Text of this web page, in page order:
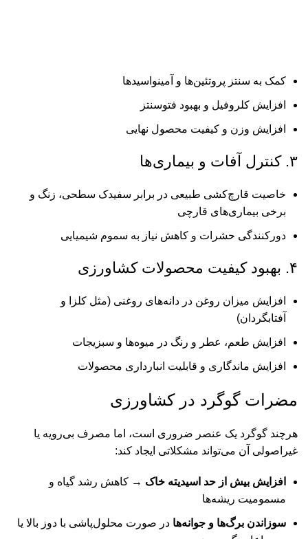
کمک به سنتز پروتئین‌ها و آمینواسیدها
افزایش کلروفیل و بهبود فتوسنتز
افزایش وزن و کیفیت محصول نهایی
۳. کنترل آفات و بیماری‌ها
خاصیت قارچ‌کشی طبیعی در برابر سفیدک سطحی، زنگ و
برخی بیماری‌های قارچی
دورکنندگی حشرات و کاهش نیاز به سموم شیمیایی
۴. بهبود کیفیت محصولات کشاورزی
افزایش میزان روغن در دانه‌های روغنی (مثل کلزا و
آفتابگردان)
افزایش طعم، عطر و رنگ در میوه‌ها و سبزیجات
افزایش ماندگاری و قابلیت انبارداری محصولات
مضرات گوگرد در کشاورزی
هرچند گوگرد یک عنصر ضروری است، اما مصرف بی‌رویه یا
غیراصولی آن می‌تواند مشکلاتی ایجاد کند:
افزایش بیش از حد اسیدیته خاک → کاهش رشد گیاه و
مسمومیت ریشه‌ها
سوزاندن برگ‌ها و جوانه‌ها در صورت محلول‌پاشی با دوز بالا یا